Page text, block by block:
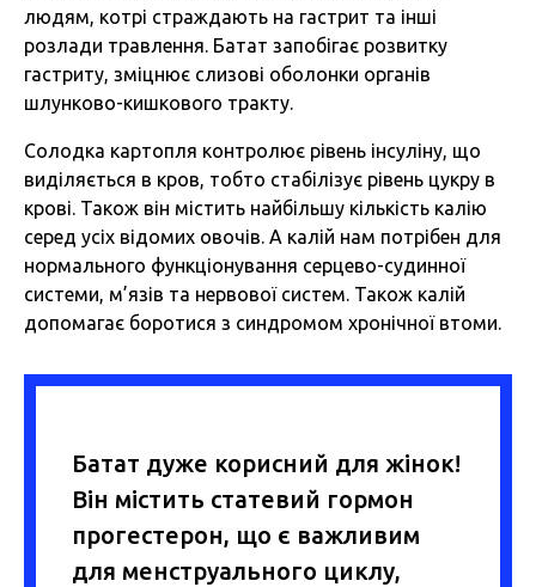
людям, котрі страждають на гастрит та інші
розлади травлення. Батат запобігає розвитку
гастриту, зміцнює слизові оболонки органів
шлунково-кишкового тракту.
Солодка картопля контролює рівень інсуліну, що
виділяється в кров, тобто стабілізує рівень цукру в
крові. Також він містить найбільшу кількість калію
серед усіх відомих овочів. А калій нам потрібен для
нормального функціонування серцево-судинної
системи, м’язів та нервової систем. Також калій
допомагає боротися з синдромом хронічної втоми.
Батат дуже корисний для жінок!
Він містить статевий гормон
прогестерон, що є важливим
для менструального циклу,